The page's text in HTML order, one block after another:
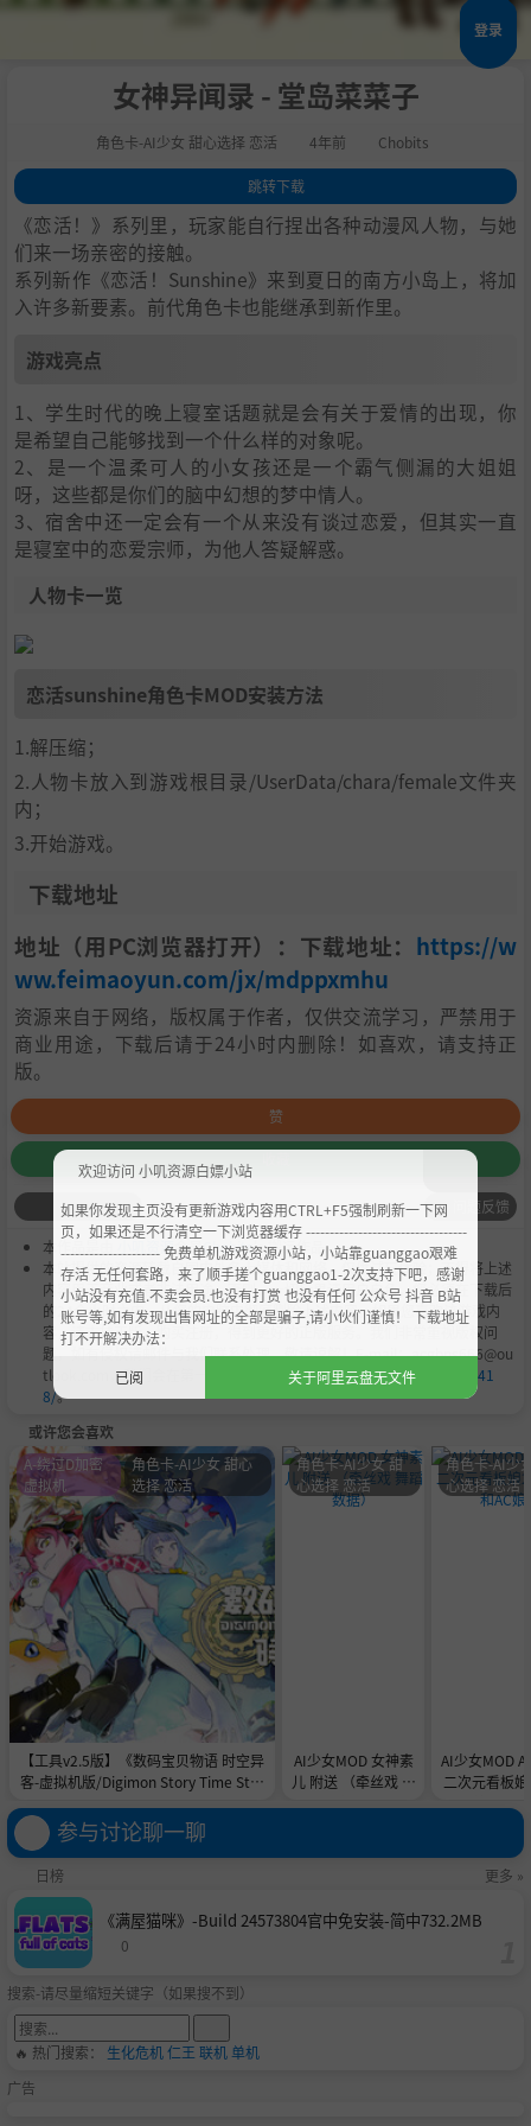
登录
女神异闻录 - 堂岛菜菜子
角色卡-AI少女 甜心选择 恋活 4年前 Chobits
跳转下载
1.游戏亮点
2.人物卡一览
3.恋活sunshine角色卡MOD安装方法
4.下载地址
《恋活！》系列里，玩家能自行捏出各种动漫风人物，与她
们来一场亲密的接触。
系列新作《恋活！Sunshine》来到夏日的南方小岛上，将加
入许多新要素。前代角色卡也能继承到新作里。
游戏亮点
1、学生时代的晚上寝室话题就是会有关于爱情的出现，你
是希望自己能够找到一个什么样的对象呢。
2、是一个温柔可人的小女孩还是一个霸气侧漏的大姐姐
呀，这些都是你们的脑中幻想的梦中情人。
3、宿舍中还一定会有一个从来没有谈过恋爱，但其实一直
是寝室中的恋爱宗师，为他人答疑解惑。
人物卡一览
恋活sunshine角色卡MOD安装方法
1.解压缩；
2.人物卡放入到游戏根目录/UserData/chara/female文件夹
内；
3.开始游戏。
下载地址
地址（用PC浏览器打开）：下载地址： https://w
ww.feimaoyun.com/jx/mdppxmhu
资源来自于网络，版权属于作者，仅供交流学习，严禁用于
商业用途，下载后请于24小时内删除！如喜欢，请支持正
版。
赞
问题反馈
本作品是由
小叽资源会员Chobits's 搬运作品.
本站提供的资源转载自国内外各大媒体和网络，仅供试玩体验；不得将上述
内容用于商业或者非法用途，否则，一切后果请用户自负。您必须在下载后
的24个小时之内，从您的电脑中彻底删除上述内容。如果您喜欢该游戏内
容，请支持正版，购买注册，得到更好的正版服务。我们非常重视版权问
题，如有侵权请邮件与我们联系处理。敬请谅解！E-mail：acgbns666@ou
tlook.com，我们会在第一时间断开下载链接https://steamzg.com/741
8/。
或许您会喜欢
【工具v2.5版】《数码宝贝物语 时空异
客-虚拟机版/Digimon Story Time Stra
官中免安装-简中31.1GB
A-绕过D加密
虚拟机
角色卡-AI少女 甜心
选择 恋活
AI少女MOD 女神素
儿 附送 （牵丝戏 舞
角色卡-AI少女 甜
心选择 恋活
AI少女MOD A
二次元看板
角色卡-AI少
心选择 恋活
参与讨论聊一聊
日榜 更多 »
《满屋猫咪》-Build 24573804官中免安装-简中732.2MB
0
搜索-请尽量缩短关键字（如果搜不到）
🔥 热门搜索： 生化危机仁王 联机单机
广告
欢迎访问 小叽资源白嫖小站
如果你发现主页没有更新游戏内容用CTRL+F5强制刷新一下网
页，如果还是不行清空一下浏览器缓存 ----------------------------------
--------------------- 免费单机游戏资源小站，小站靠guanggao艰难
存活 无任何套路，来了顺手搓个guanggao1-2次支持下吧，感谢
小站没有充值.不卖会员.也没有打赏 也没有任何 公众号 抖音 B站
账号等,如有发现出售网址的全部是骗子,请小伙们谨慎！ 下载地址
打不开解决办法：
已阅
关于阿里云盘无文件